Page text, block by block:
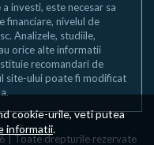
investi, este necesar sa
financiare, nivelul de
Analizele, studiile,
orice alte informatii
recomandari de
site-ului poate fi modificat
| Toate drepturile rezervate
cookie-urile, veti putea
informatii.